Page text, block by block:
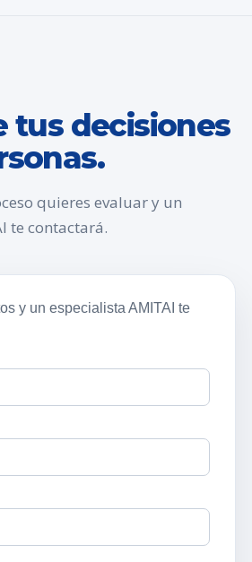
tus decisiones
quieres evaluar y un
te contactará.